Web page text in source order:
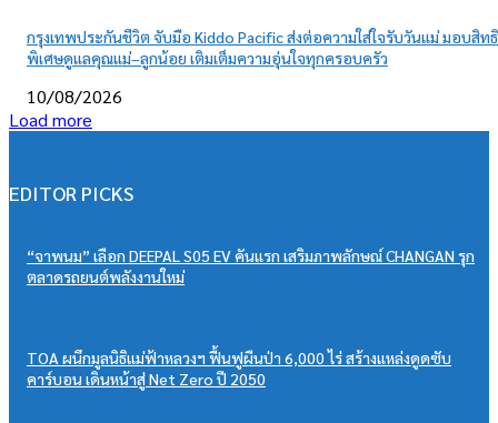
กรุงเทพประกันชีวิต จับมือ Kiddo Pacific ส่งต่อความใส่ใจรับวันแม่ มอบสิทธิ
พิเศษดูแลคุณแม่–ลูกน้อย เติมเต็มความอุ่นใจทุกครอบครัว
10/08/2026
Load more
EDITOR PICKS
“จาพนม” เลือก DEEPAL S05 EV คันแรก เสริมภาพลักษณ์ CHANGAN รุก
ตลาดรถยนต์พลังงานใหม่
TOA ผนึกมูลนิธิแม่ฟ้าหลวงฯ ฟื้นฟูผืนป่า 6,000 ไร่ สร้างแหล่งดูดซับ
คาร์บอน เดินหน้าสู่ Net Zero ปี 2050